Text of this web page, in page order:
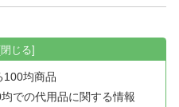
100均商品
での代用品に関する情報